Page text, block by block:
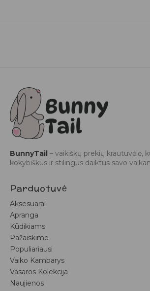
BunnyTail – vaikiškų prekių krautuvėlė,
kokybiškus ir stilingus daiktus savo
Parduotuvė
Aksesuarai
Apranga
Kūdikiams
Pažaiskime
Populiariausi
Vaiko Kambarys
Vasaros Kolekcija
Naujienos